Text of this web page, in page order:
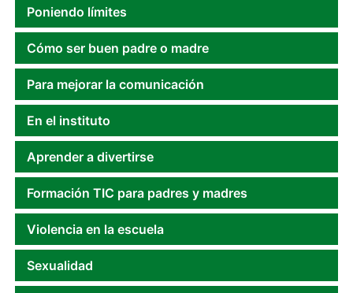
Poniendo límites
Cómo ser buen padre o madre
Para mejorar la comunicación
En el instituto
Aprender a divertirse
Formación TIC para padres y madres
Violencia en la escuela
Sexualidad